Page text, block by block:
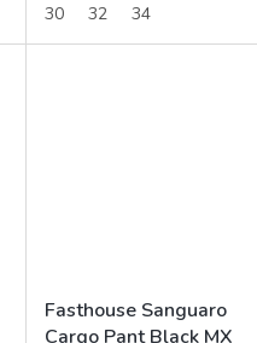
30 32 34
Fasthouse Sanguaro
Cargo Pant Black MX